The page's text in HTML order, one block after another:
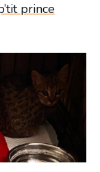
prince